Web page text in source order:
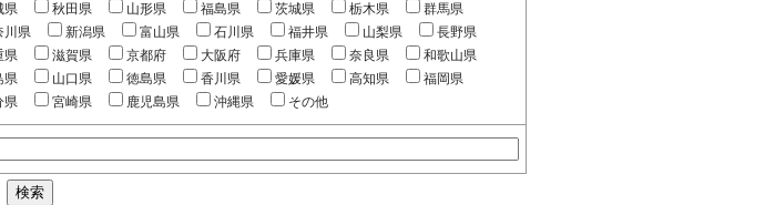
県 秋田県 山形県 福島県 茨城県 栃木県
群馬県
川県 新潟県 富山県 石川県 福井県 山梨県
長野県
県 滋賀県 京都府 大阪府 兵庫県 奈良県
和歌山県
県 山口県 徳島県 香川県 愛媛県 高知県
福岡県
県 宮崎県 鹿児島県 沖縄県 その他